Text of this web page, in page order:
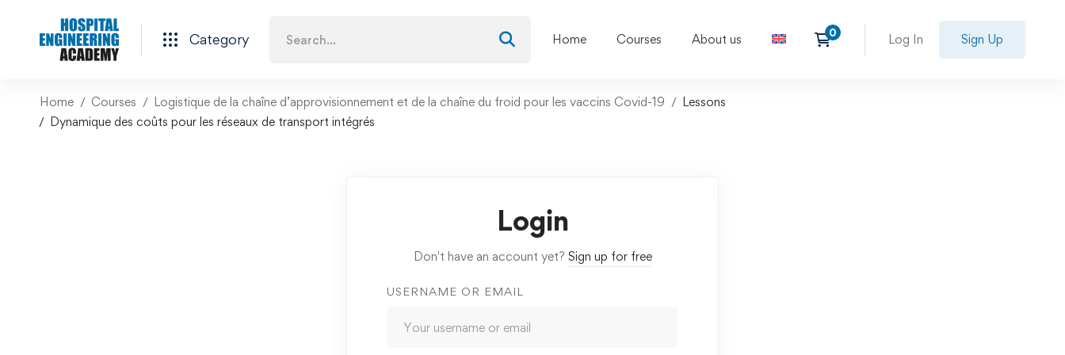
Category Home Courses About us Log In Sign Up
Home Courses Logistique de la chaîne d’approvisionnement et de la chaîne du froid pour les vaccins Covid-19
Lessons
Dynamique des coûts pour les réseaux de transport intégrés
Login
Don't have an account yet? Sign up for free
USERNAME OR EMAIL